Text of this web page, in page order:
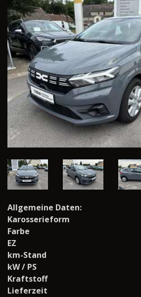
Allgemeine Daten:
Karosserieform
Farbe
EZ
km-Stand
kW / PS
Kraftstoff
Lieferzeit